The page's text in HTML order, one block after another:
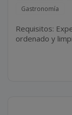
Gastronomía
Requisitos:
ordenado y